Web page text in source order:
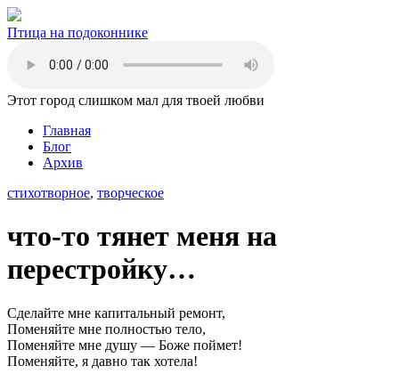
Птица на подоконнике
Этот город слишком мал для твоей любви
Главная
Блог
Архив
стихотворное, творческое
что-то тянет меня на
перестройку…
Сделайте мне капитальный ремонт,
Поменяйте мне полностью тело,
Поменяйте мне душу — Боже поймет!
Поменяйте, я давно так хотела!